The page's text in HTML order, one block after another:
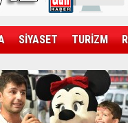
SİYASET TURİZM